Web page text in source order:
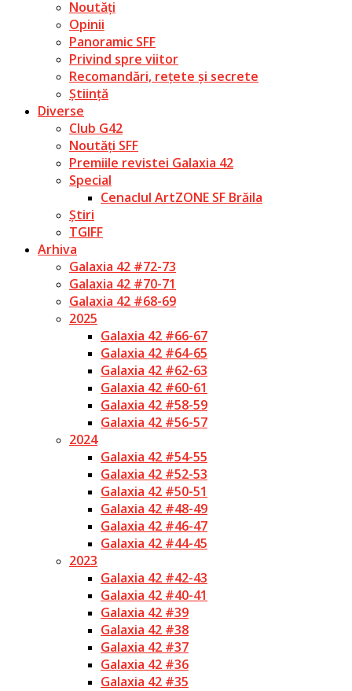
Noutăți
Opinii
Panoramic SFF
Privind spre viitor
Recomandări, rețete și secrete
Știință
Diverse
Club G42
Noutăți SFF
Premiile revistei Galaxia 42
Special
Cenaclul ArtZONE SF Brăila
Știri
TGIFF
Arhiva
Galaxia 42 #72-73
Galaxia 42 #70-71
Galaxia 42 #68-69
2025
Galaxia 42 #66-67
Galaxia 42 #64-65
Galaxia 42 #62-63
Galaxia 42 #60-61
Galaxia 42 #58-59
Galaxia 42 #56-57
2024
Galaxia 42 #54-55
Galaxia 42 #52-53
Galaxia 42 #50-51
Galaxia 42 #48-49
Galaxia 42 #46-47
Galaxia 42 #44-45
2023
Galaxia 42 #42-43
Galaxia 42 #40-41
Galaxia 42 #39
Galaxia 42 #38
Galaxia 42 #37
Galaxia 42 #36
Galaxia 42 #35